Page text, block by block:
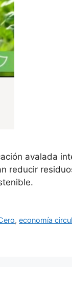
avalada
reducir
,economía